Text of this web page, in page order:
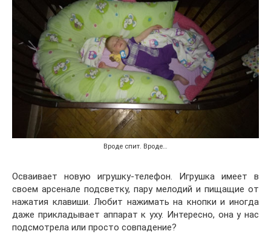
Вроде спит. Вроде…
Осваивает новую игрушку-телефон. Игрушка имеет в
своем арсенале подсветку, пару мелодий и пищащие от
нажатия клавиши. Любит нажимать на кнопки и иногда
даже прикладывает аппарат к уху. Интересно, она у нас
подсмотрела или просто совпадение?